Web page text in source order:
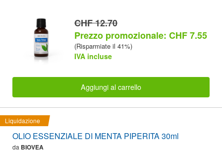
CHF 12.70
Prezzo promozionale: CHF 7.55
(Risparmiate il 41%)
IVA incluse
Aggiungi al carrello
Liquidazione
OLIO ESSENZIALE DI MENTA PIPERITA 30ml
da BIOVEA